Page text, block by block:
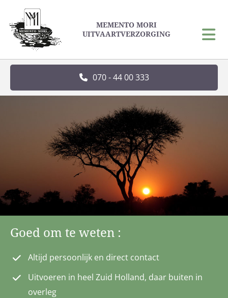
MEMENTO MORI
UITVAARTVERZORGING
070 - 44 00 333
Goed om te weten :
Altijd persoonlijk en direct contact
Uitvoeren in heel Zuid Holland, daar buiten in
overleg